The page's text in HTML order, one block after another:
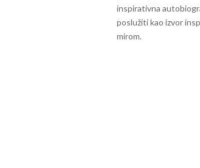
inspirativna
poslužiti kao izvor
mirom.